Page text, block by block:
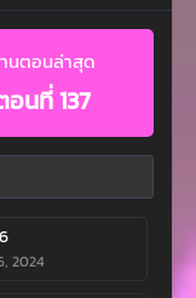
นตอนล่าสุด
อนที่ 137
2024